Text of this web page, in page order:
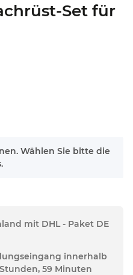
Set für
Wählen Sie bitte die
mit DHL - Paket DE
innerhalb
59 Minuten